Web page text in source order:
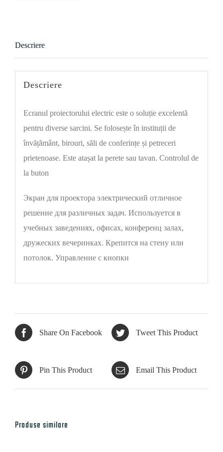
Descriere
Descriere
Ecranul proiectorului electric este o soluție excelentă
pentru diverse sarcini. Se folosește în instituții de
învățământ, birouri, săli de conferințe și petreceri
prietenoase. Este atașat la perete sau tavan. Controlul de
la buton
Экран для проектора электрический отличное
решение для различных задач. Используется в
учебных заведениях, офисах, конференц залах,
дружеских вечеринках. Крепится на стену или
потолок. Управление с кнопки
Share On Facebook Tweet This Product
Pin This Product Email This Product
Produse similare